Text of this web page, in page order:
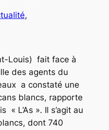
Louis) fait face à
des agents du
a constaté une
blancs, rapporte
« L’As ». Il s’agit au
dont 740